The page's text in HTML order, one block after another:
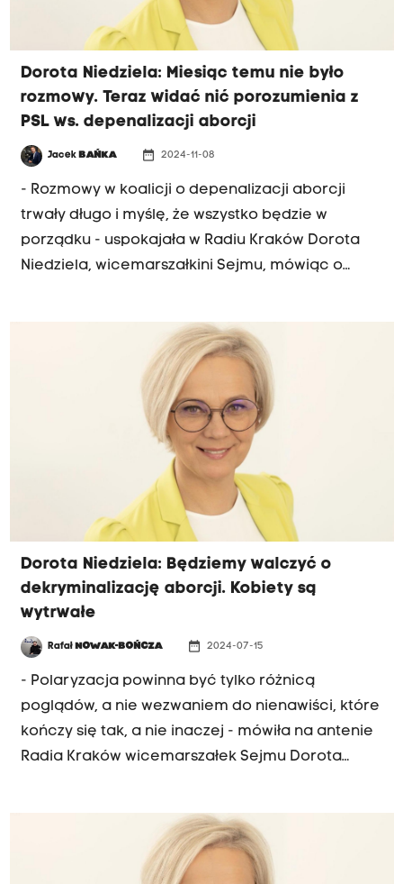
głosowanie nad odebraniem immunitetu byłemu
ministrowi sprawiedliwości.
Dorota Niedziela: Miesiąc temu nie było
rozmowy. Teraz widać nić porozumienia z
PSL ws. depenalizacji aborcji
Jacek BAŃKA date_range 2024-11-08
- Rozmowy w koalicji o depenalizacji aborcji
trwały długo i myślę, że wszystko będzie w
porządku - uspokajała w Radiu Kraków Dorota
Niedziela, wicemarszałkini Sejmu, mówiąc o
projektu usunięto zapisy, o które upominała się
część PSL" - mówiła Dorota Niedziela.
Dorota Niedziela: Będziemy walczyć o
dekryminalizację aborcji. Kobiety są
wytrwałe
Rafał NOWAK-BOŃCZA date_range 2024-07-15
- Polaryzacja powinna być tylko różnicą
poglądów, a nie wezwaniem do nienawiści, które
kończy się tak, a nie inaczej - mówiła na antenie
Radia Kraków wicemarszałek Sejmu Dorota
na Donalda Trumpa. Niedziela podkreślała, że w
kontekście tego wydarzenia należy się